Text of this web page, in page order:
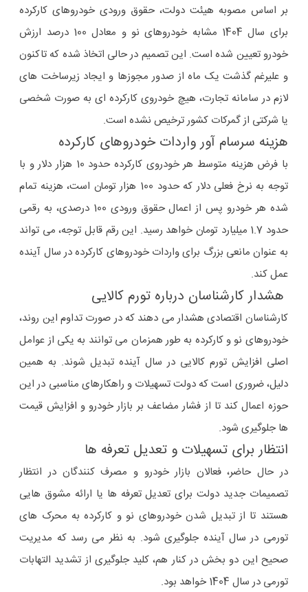
بر اساس مصوبه هیئت دولت، حقوق ورودی خودروهای کارکرده
برای سال 1404 مشابه خودروهای نو و معادل 100 درصد ارزش
خودرو تعیین شده است. این تصمیم در حالی اتخاذ شده که تاکنون
و علیرغم گذشت یک ماه از صدور مجوزها و ایجاد زیرساخت های
لازم در سامانه تجارت، هیچ خودروی کارکرده ای به صورت شخصی
یا شرکتی از گمرکات کشور ترخیص نشده است.
هزینه سرسام آور واردات خودروهای کارکرده
با فرض هزینه متوسط هر خودروی کارکرده حدود 10 هزار دلار و با
توجه به نرخ فعلی دلار که حدود 100 هزار تومان است، هزینه تمام
شده هر خودرو پس از اعمال حقوق ورودی 100 درصدی، به رقمی
حدود 1.7 میلیارد تومان خواهد رسید. این رقم قابل توجه، می تواند
به عنوان مانعی بزرگ برای واردات خودروهای کارکرده در سال آینده
عمل کند.
هشدار کارشناسان درباره تورم کالایی
کارشناسان اقتصادی هشدار می دهند که در صورت تداوم این روند،
خودروهای نو و کارکرده به طور همزمان می توانند به یکی از عوامل
اصلی افزایش تورم کالایی در سال آینده تبدیل شوند. به همین
دلیل، ضروری است که دولت تسهیلات و راهکارهای مناسبی در این
حوزه اعمال کند تا از فشار مضاعف بر بازار خودرو و افزایش قیمت
ها جلوگیری شود.
انتظار برای تسهیلات و تعدیل تعرفه ها
در حال حاضر، فعالان بازار خودرو و مصرف کنندگان در انتظار
تصمیمات جدید دولت برای تعدیل تعرفه ها یا ارائه مشوق هایی
هستند تا از تبدیل شدن خودروهای نو و کارکرده به محرک های
تورمی در سال آینده جلوگیری شود. به نظر می رسد که مدیریت
صحیح این دو بخش در کنار هم، کلید جلوگیری از تشدید التهابات
تورمی در سال 1404 خواهد بود.